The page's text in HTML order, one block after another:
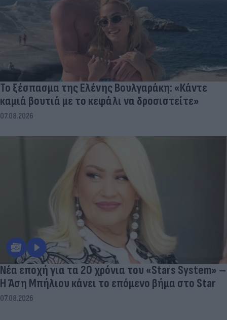
Το ξέσπασμα της Ελένης Βουλγαράκη: «Κάντε
καμιά βουτιά με το κεφάλι να δροσιστείτε»
07.08.2026
Νέα εποχή για τα 20 χρόνια του «Stars System» –
Η Άση Μπήλιου κάνει το επόμενο βήμα στο Star
07.08.2026